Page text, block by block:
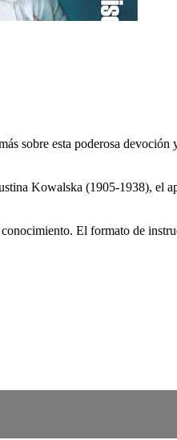
sobre esta poderosa devoción
Kowalska (1905-1938), el
El formato de